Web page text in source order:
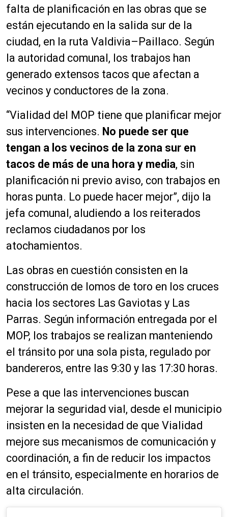
falta de planificación en las obras que se
están ejecutando en la salida sur de la
ciudad, en la ruta Valdivia–Paillaco. Según
la autoridad comunal, los trabajos han
generado extensos tacos que afectan a
vecinos y conductores de la zona.
“Vialidad del MOP tiene que planificar mejor
sus intervenciones. No puede ser que
tengan a los vecinos de la zona sur en
tacos de más de una hora y media, sin
planificación ni previo aviso, con trabajos en
horas punta. Lo puede hacer mejor”, dijo la
jefa comunal, aludiendo a los reiterados
reclamos ciudadanos por los
atochamientos.
Las obras en cuestión consisten en la
construcción de lomos de toro en los cruces
hacia los sectores Las Gaviotas y Las
Parras. Según información entregada por el
MOP, los trabajos se realizan manteniendo
el tránsito por una sola pista, regulado por
bandereros, entre las 9:30 y las 17:30 horas.
Pese a que las intervenciones buscan
mejorar la seguridad vial, desde el municipio
insisten en la necesidad de que Vialidad
mejore sus mecanismos de comunicación y
coordinación, a fin de reducir los impactos
en el tránsito, especialmente en horarios de
alta circulación.